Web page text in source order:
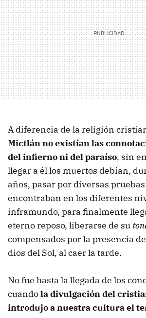
A diferencia de la religión
Mictlán no existían las
del infierno ni del paraíso, sin
llegar a él los muertos debían,
años, pasar por diversas
encontraban en los diferentes
inframundo, para finalmente
eterno reposo, liberarse de su
compensados por la presencia de
dios del Sol, al caer la tarde.
No fue hasta la llegada de los
cuandola divulgación del
introdujo a nuestra cultura el